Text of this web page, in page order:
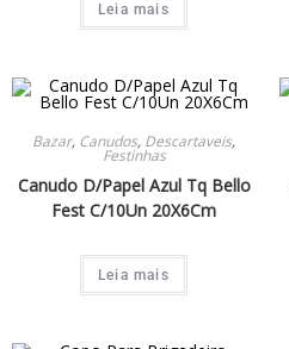
Leia mais
Bazar, Canudos, Descartaveis,
Festinhas
Canudo D/Papel Azul Tq Bello
Fest C/10Un 20X6Cm
Leia mais